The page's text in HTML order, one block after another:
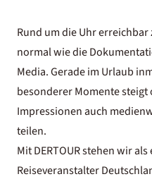
Rund um die Uhr
normal wie die
Media. Gerade im Urlaub
besonderer Momente
Impressionen auch
teilen.
Mit DERTOUR stehen wir
Reiseveranstalter